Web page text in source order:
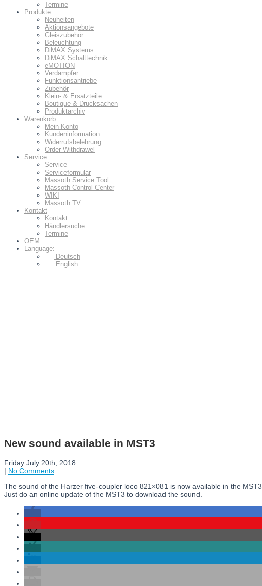
Termine
Produkte
Neuheiten
Aktionsangebote
Gleiszubehör
Beleuchtung
DiMAX Systems
DiMAX Schalttechnik
eMOTION
Verdampfer
Funktionsantriebe
Zubehör
Klein- & Ersatzteile
Boutique & Drucksachen
Produktarchiv
Warenkorb
Mein Konto
Kundeninformation
Widerrufsbelehrung
Order Withdrawel
Service
Service
Serviceformular
Massoth Service Tool
Massoth Control Center
WIKI
Massoth TV
Kontakt
Kontakt
Händlersuche
Termine
OEM
Language:
Deutsch
English
New sound available in MST3
Friday July 20th, 2018
| No Comments
The sound of the Harzer five-coupler loco 821×081 is now available in the MST3.
Just do an online update of the MST3 to download the sound.